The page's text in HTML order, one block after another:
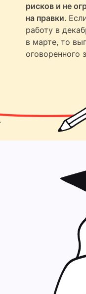
рисков и не
на правки.
работу в
в марте, то
оговоренного